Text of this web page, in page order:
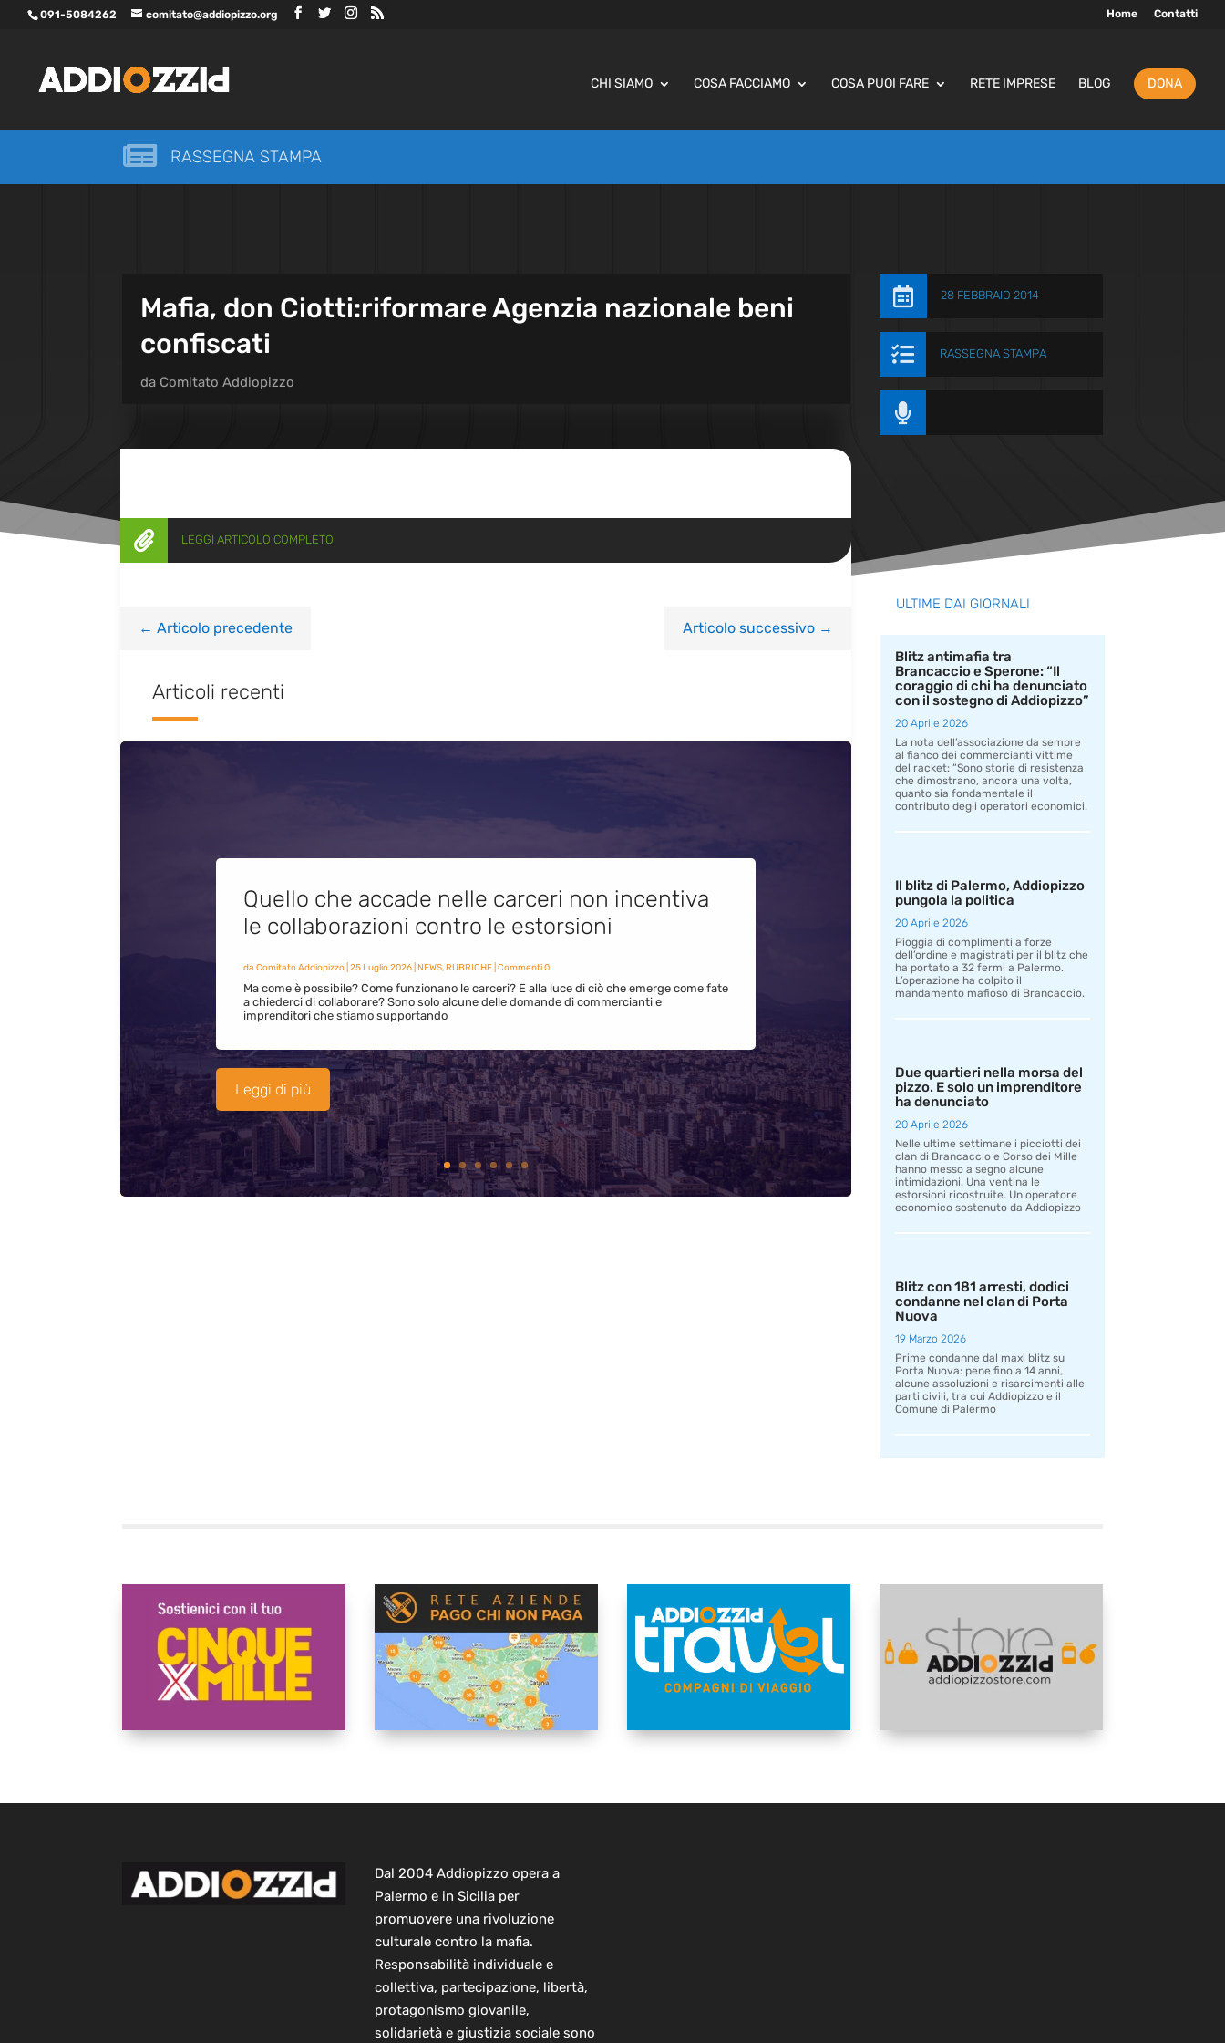
091-5084262 comitato@addiopizzo.org Home Contatti
CHI SIAMO COSA FACCIAMO COSA PUOI FARE RETE IMPRESE BLOG DONA
 RASSEGNA STAMPA
Mafia, don Ciotti:riformare Agenzia nazionale beni
confiscati
da Comitato Addiopizzo
 28 FEBBRAIO 2014
 RASSEGNA STAMPA

 LEGGI ARTICOLO COMPLETO
← Articolo precedente Articolo successivo→
Articoli recenti
Quello che accade nelle carceri non incentiva
le collaborazioni contro le estorsioni
da Comitato Addiopizzo| 25 Luglio 2026| NEWS,RUBRICHE| Commenti 0
Ma come è possibile? Come funzionano le carceri? E alla luce di ciò che emerge come fate
a chiederci di collaborare? Sono solo alcune delle domande di commercianti e
imprenditori che stiamo supportando
Leggi di più
ULTIME DAI GIORNALI
Blitz antimafia tra
Brancaccio e Sperone: “Il
coraggio di chi ha denunciato
con il sostegno di Addiopizzo”
20 Aprile 2026
La nota dell’associazione da sempre
al fianco dei commercianti vittime
del racket: “Sono storie di resistenza
che dimostrano, ancora una volta,
quanto sia fondamentale il
contributo degli operatori economici.
Il blitz di Palermo, Addiopizzo
pungola la politica
20 Aprile 2026
Pioggia di complimenti a forze
dell’ordine e magistrati per il blitz che
ha portato a 32 fermi a Palermo.
L’operazione ha colpito il
mandamento mafioso di Brancaccio.
Due quartieri nella morsa del
pizzo. E solo un imprenditore
ha denunciato
20 Aprile 2026
Nelle ultime settimane i picciotti dei
clan di Brancaccio e Corso dei Mille
hanno messo a segno alcune
intimidazioni. Una ventina le
estorsioni ricostruite. Un operatore
economico sostenuto da Addiopizzo
Blitz con 181 arresti, dodici
condanne nel clan di Porta
Nuova
19 Marzo 2026
Prime condanne dal maxi blitz su
Porta Nuova: pene fino a 14 anni,
alcune assoluzioni e risarcimenti alle
parti civili, tra cui Addiopizzo e il
Comune di Palermo
Dal 2004 Addiopizzo opera a
Palermo e in Sicilia per
promuovere una rivoluzione
culturale contro la mafia.
Responsabilità individuale e
collettiva, partecipazione, libertà,
protagonismo giovanile,
solidarietà e giustizia sociale sono